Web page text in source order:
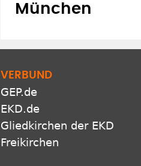
München
VERBUND
GEP.de
EKD.de
Gliedkirchen der EKD
Freikirchen